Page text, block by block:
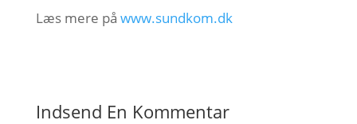
Læs mere på www.sundkom.dk
Indsend En Kommentar